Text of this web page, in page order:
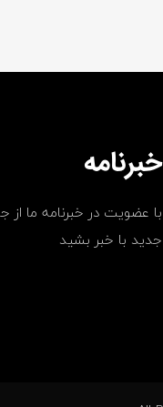
خبرنامه
با عضویت در خبرنامه ما از
جدید با خبر بشید